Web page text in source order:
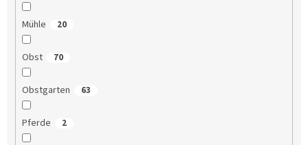
Mühle 20
Obst 70
Obstgarten 63
Pferde 2